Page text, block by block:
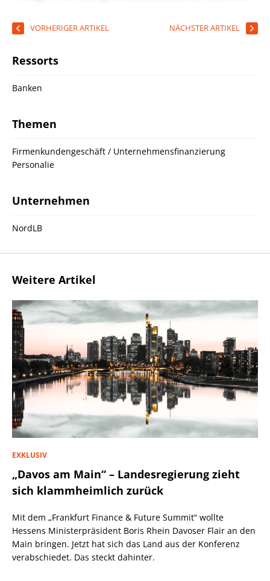
VORHERIGER ARTIKEL NÄCHSTER ARTIKEL
Ressorts
Banken
Themen
Firmenkundengeschäft / Unternehmensfinanzierung
Personalie
Unternehmen
NordLB
Weitere Artikel
EXKLUSIV
„Davos am Main“ – Landesregierung zieht
sich klammheimlich zurück
Mit dem „Frankfurt Finance & Future Summit“ wollte
Hessens Ministerpräsident Boris Rhein Davoser Flair an den
Main bringen. Jetzt hat sich das Land aus der Konferenz
verabschiedet. Das steckt dahinter.